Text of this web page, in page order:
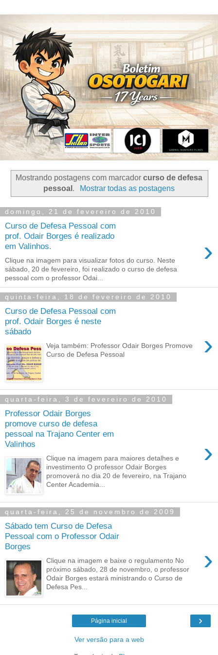
Mostrando postagens com marcador curso de defesa
pessoal . Mostrar todas as postagens
domingo, 21 de fevereiro de 2010
Curso de Defesa Pessoal com
prof. Odair Borges é realizado
em Valinhos.
›
Clique na imagem para visualizar fotos do curso. Neste
sábado, 20 de fevereiro, foi realizado o curso de defesa
pessoal com o professor Odai...
quinta-feira, 18 de fevereiro de 2010
Curso de Defesa Pessoal com
prof. Odair Borges é neste
sábado
›
Veja também: Professor Odair Borges Promove
Curso de Defesa Pessoal
quarta-feira, 3 de fevereiro de 2010
Professor Odair Borges
promove curso de defesa
pessoal na Trajano Center em
Valinhos
›
Clique na imagem para maiores detalhes e
investimento O professor Odair Borges
promoverá no dia 20 de fevereiro, na Trajano
Center Academia...
quarta-feira, 25 de novembro de 2009
Sábado tem Curso de Defesa
Pessoal com o Professor Odair
Borges
›
Clique na imagem e baixe o regulamento No
próximo sábado, 28 de novembro, o professor
Odair Borges estará ministrando o Curso de
Defesa Pes...
›
Página inicial
Ver versão para a web